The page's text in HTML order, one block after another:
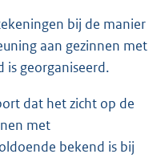
bij de manier
aan gezinnen met
is georganiseerd.
dat het zicht op de
met
bekend is bij